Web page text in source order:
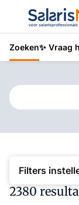
Zoeken✨ Vraag
Typ hier wat je
Filters
2380